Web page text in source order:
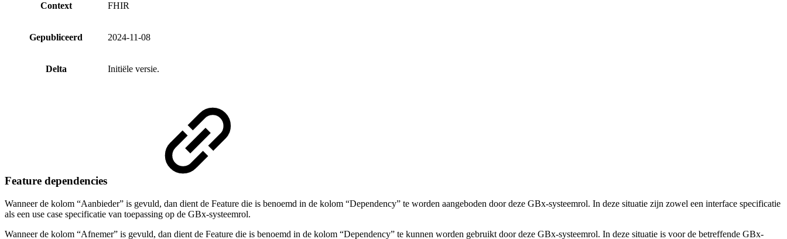
Context FHIR
Gepubliceerd 2024-11-08
Delta Initiële versie.
Feature dependencies
Wanneer de kolom “Aanbieder” is gevuld, dan dient de Feature die is benoemd in de kolom “Dependency” te worden aangeboden door deze GBx-systeemrol. In deze situatie zijn zowel een interface specificatie
als een use case specificatie van toepassing op de GBx-systeemrol.
Wanneer de kolom “Afnemer” is gevuld, dan dient de Feature die is benoemd in de kolom “Dependency” te kunnen worden gebruikt door deze GBx-systeemrol. In deze situatie is voor de betreffende GBx-